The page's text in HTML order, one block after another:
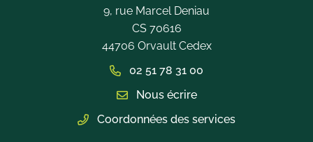
9, rue Marcel Deniau
CS 70616
44706 Orvault Cedex
02 51 78 31 00
Nous écrire
Coordonnées des services